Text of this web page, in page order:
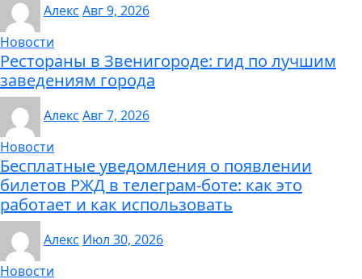
Алекс Авг 9, 2026
Новости
Рестораны в Звенигороде: гид по лучшим
заведениям города
Алекс Авг 7, 2026
Новости
Бесплатные уведомления о появлении
билетов РЖД в телеграм-боте: как это
работает и как использовать
Алекс Июл 30, 2026
Новости